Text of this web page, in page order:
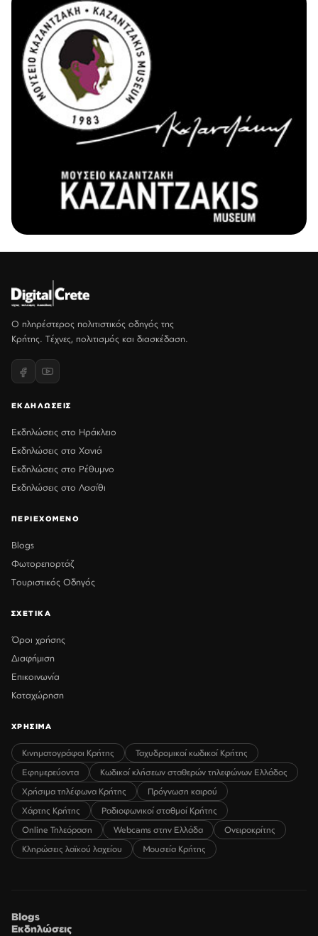
Ο πληρέστερος πολιτιστικός οδηγός της
Κρήτης. Τέχνες, πολιτισμός και διασκέδαση.
ΕΚΔΗΛΩΣΕΙΣ
Εκδηλώσεις στο Ηράκλειο
Εκδηλώσεις στα Χανιά
Εκδηλώσεις στο Ρέθυμνο
Εκδηλώσεις στο Λασίθι
ΠΕΡΙΕΧΟΜΕΝΟ
Blogs
Φωτορεπορτάζ
Τουριστικός Οδηγός
ΣΧΕΤΙΚΑ
Όροι χρήσης
Διαφήμιση
Επικοινωνία
Καταχώρηση
ΧΡΗΣΙΜΑ
Κινηματογράφοι Κρήτης
Ταχυδρομικοί κωδικοί Κρήτης
Εφημερεύοντα
Κωδικοί κλήσεων σταθερών τηλεφώνων Ελλάδος
Χρήσιμα τηλέφωνα Κρήτης
Πρόγνωση καιρού
Χάρτης Κρήτης
Ραδιοφωνικοί σταθμοί Κρήτης
Online Τηλεόραση
Webcams στην Ελλάδα
Ονειροκρίτης
Κληρώσεις λαϊκού λαχείου
Μουσεία Κρήτης
Blogs
Εκδηλώσεις